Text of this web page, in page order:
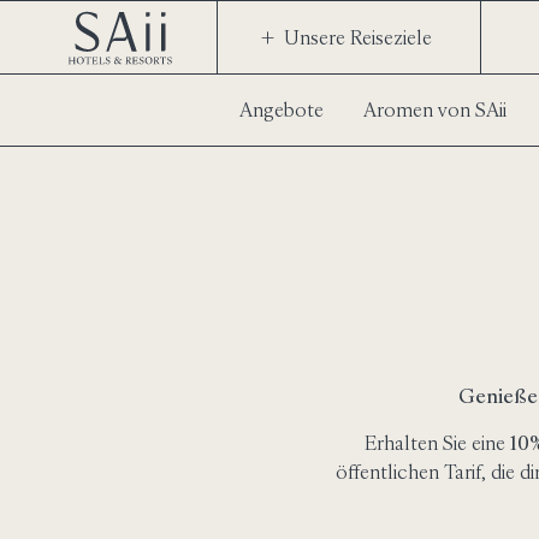
Unsere Reiseziele
Angebote Aromen von SAii
Erhalten Sie eine
öffentlichen Tarif, die